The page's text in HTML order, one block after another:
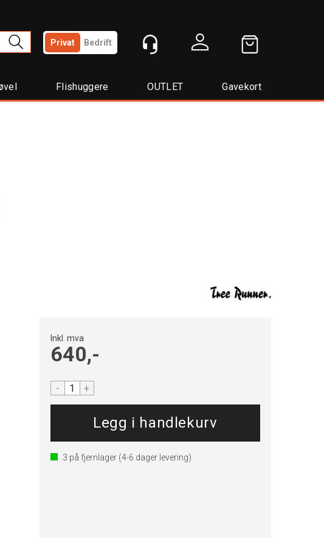
Privat Bedrift
Flishuggere OUTLET Gavekort
Inkl. mva
640,-
- +
3 på fjernlager(4-6 dager levering)